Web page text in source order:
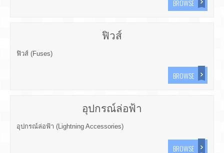
BROWSE
ฟิวส์
ฟิวส์ (Fuses)
BROWSE
อุปกรณ์ล่อฟ้า
อุปกรณ์ล่อฟ้า (Lightning Accessories)
BROWSE